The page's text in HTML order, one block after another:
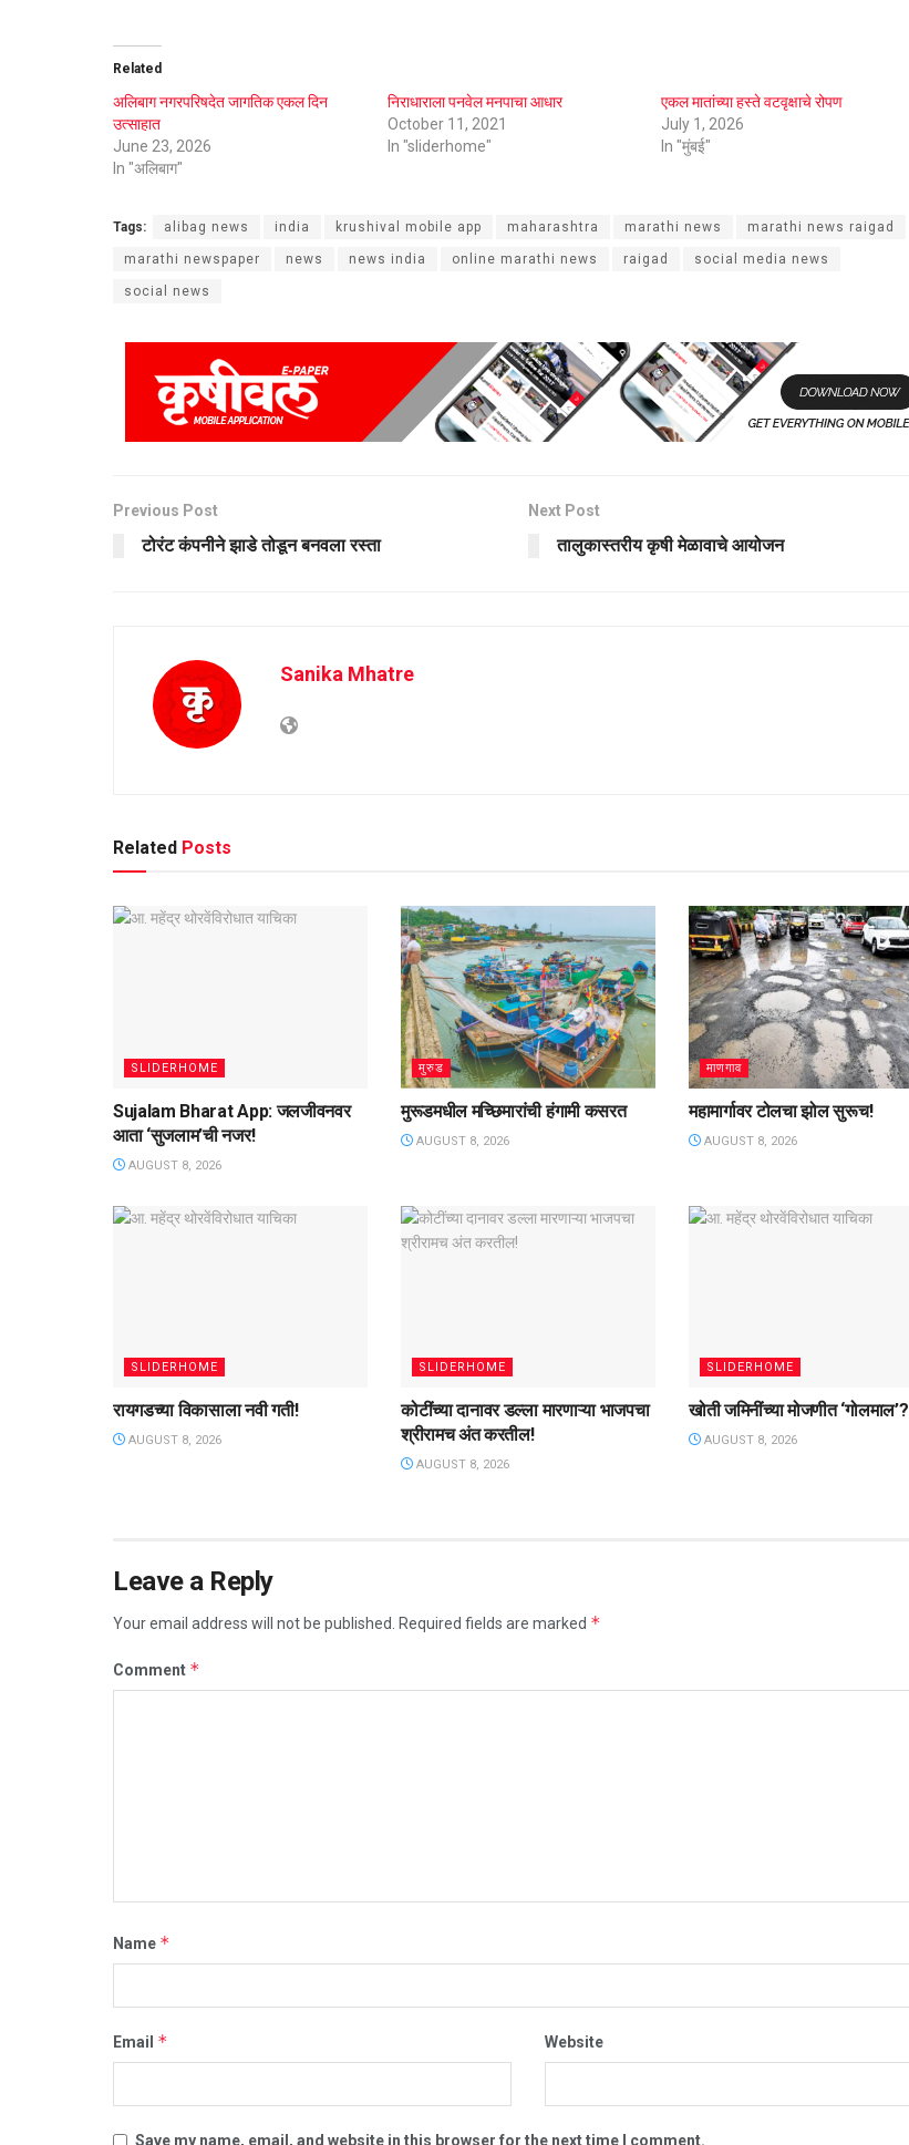
Related
अलिबाग नगरपरिषदेत जागतिक एकल दिन
उत्साहात
June 23, 2026
In "अलिबाग"
निराधाराला पनवेल मनपाचा आधार
October 11, 2021
In "sliderhome"
एकल मातांच्या हस्ते वटवृक्षाचे रोपण
July 1, 2026
In "मुंबई"
Tags: alibag news india krushival mobile app maharashtra marathi news marathi news raigad
marathi newspaper news news india online marathi news raigad social media news
social news
Previous Post
टोरंट कंपनीने झाडे तोडून बनवला रस्ता
Next Post
तालुकास्तरीय कृषी मेळावाचे आयोजन
Sanika Mhatre
Related Posts
SLIDERHOME
Sujalam Bharat App: जलजीवनवर
आता ‌‘सुजलाम‌’ची नजर!
AUGUST 8, 2026
मुरुड
मुरूडमधील मच्छिमारांची हंगामी कसरत
AUGUST 8, 2026
माणगाव
महामार्गावर टोलचा झोल सुरूच!
AUGUST 8, 2026
SLIDERHOME
रायगडच्या विकासाला नवी गती!
AUGUST 8, 2026
SLIDERHOME
कोटींच्या दानावर डल्ला मारणाऱ्या भाजपचा
श्रीरामच अंत करतील!
AUGUST 8, 2026
SLIDERHOME
खोती जमिनींच्या मोजणीत ‌‘गोलमाल‌’?
AUGUST 8, 2026
Leave a Reply
Your email address will not be published. Required fields are marked *
Comment *
Name *
Email * Website
Save my name, email, and website in this browser for the next time I comment.